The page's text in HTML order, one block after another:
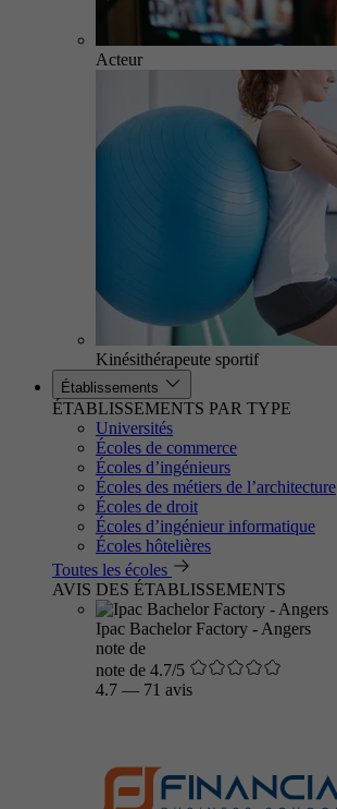
Acteur
Kinésithérapeute sportif
Établissements
ÉTABLISSEMENTS PAR TYPE
Universités
Écoles de commerce
Écoles d’ingénieurs
Écoles des métiers de l’architecture
Écoles de droit
Écoles d’ingénieur informatique
Écoles hôtelières
Toutes les écoles
AVIS DES ÉTABLISSEMENTS
Ipac Bachelor Factory - Angers
note de
note de 4.7/5
4.7 — 71 avis